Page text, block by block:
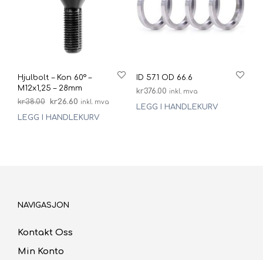
Hjulbolt – Kon 60° –
M12x1,25 – 28mm
kr38.00
Opprinnelig
pris
kr26.60 Nåværende
pris
inkl. mva
LEGG I HANDLEKURV
ID 57.1 OD 66.6
kr376.00 inkl. mva
LEGG I HANDLEKURV
NAVIGASJON
Kontakt Oss
Min Konto